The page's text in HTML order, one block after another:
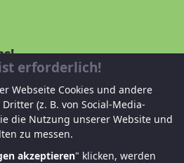
erforderlich!
Webseite Cookies und andere
(z. B. von Social-Media-
die Nutzung unserer Website und
zu messen.
akzeptieren" klicken, werden